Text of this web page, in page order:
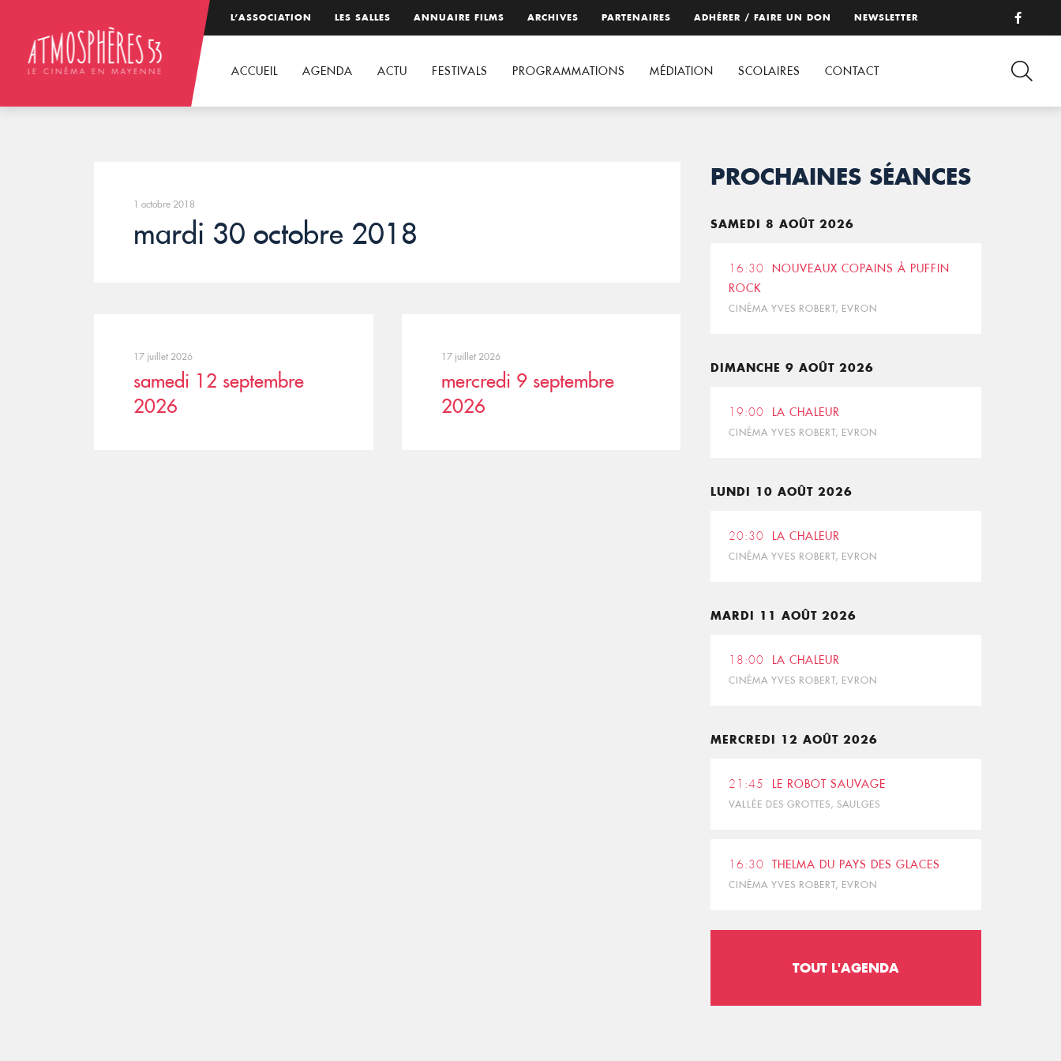
L’ASSOCIATION LES SALLES ANNUAIRE FILMS ARCHIVES PARTENAIRES ADHÉRER / FAIRE UN DON NEWSLETTER
ACCUEIL AGENDA ACTU FESTIVALS PROGRAMMATIONS MÉDIATION SCOLAIRES CONTACT
1 octobre 2018
mardi 30 octobre 2018
17 juillet 2026
samedi 12 septembre
2026
17 juillet 2026
mercredi 9 septembre
2026
PROCHAINES SÉANCES
SAMEDI 8 AOÛT 2026
16:30
NOUVEAUX COPAINS À PUFFIN
ROCK
CINÉMA YVES ROBERT, EVRON
DIMANCHE 9 AOÛT 2026
19:00 LA CHALEUR
CINÉMA YVES ROBERT, EVRON
LUNDI 10 AOÛT 2026
20:30 LA CHALEUR
CINÉMA YVES ROBERT, EVRON
MARDI 11 AOÛT 2026
18:00 LA CHALEUR
CINÉMA YVES ROBERT, EVRON
MERCREDI 12 AOÛT 2026
21:45 LE ROBOT SAUVAGE
VALLÉE DES GROTTES, SAULGES
16:30 THELMA DU PAYS DES GLACES
CINÉMA YVES ROBERT, EVRON
TOUT L'AGENDA